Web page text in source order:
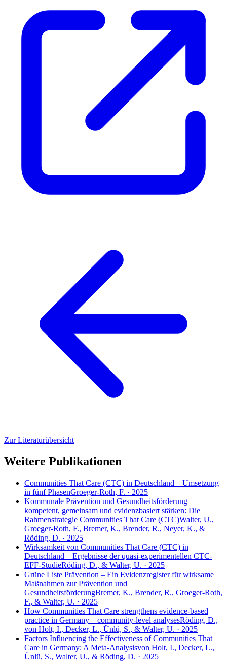
Zur Literaturübersicht
Weitere Publikationen
Communities That Care (CTC) in Deutschland – Umsetzung
in fünf PhasenGroeger-Roth, F. · 2025
Kommunale Prävention und Gesundheitsförderung
kompetent, gemeinsam und evidenzbasiert stärken: Die
Rahmenstrategie Communities That Care (CTC)Walter, U.,
Groeger-Roth, F., Bremer, K., Brender, R., Neyer, K., &
Röding, D. · 2025
Wirksamkeit von Communities That Care (CTC) in
Deutschland – Ergebnisse der quasi-experimentellen CTC-
EFF-StudieRöding, D., & Walter, U. · 2025
Grüne Liste Prävention – Ein Evidenzregister für wirksame
Maßnahmen zur Prävention und
GesundheitsförderungBremer, K., Brender, R., Groeger-Roth,
F., & Walter, U. · 2025
How Communities That Care strengthens evidence-based
practice in Germany – community-level analysesRöding, D.,
von Holt, I., Decker, L., Ünlü, S., & Walter, U. · 2025
Factors Influencing the Effectiveness of Communities That
Care in Germany: A Meta-Analysisvon Holt, I., Decker, L.,
Ünlü, S., Walter, U., & Röding, D. · 2025